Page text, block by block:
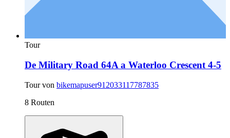
Tour
De Military Road 64A a Waterloo Crescent 4-5
Tour von bikemapuser912033117787835
8 Routen